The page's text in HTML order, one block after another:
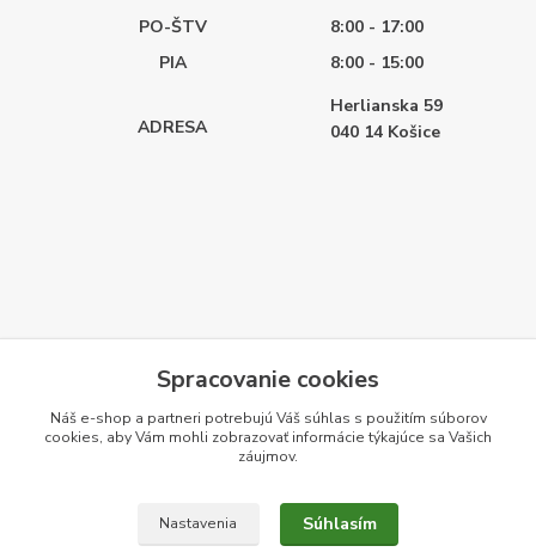
PO-ŠTV
8:00 - 17:00
PIA
8:00 - 15:00
ADRESA
Herlianska 59
040 14 Košice
Spracovanie cookies
Náš e-shop a partneri potrebujú Váš súhlas s použitím súborov
cookies, aby Vám mohli zobrazovať informácie týkajúce sa Vašich
záujmov.
Nastavenia Súhlasím